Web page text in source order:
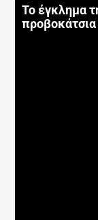
Το έγκλημα
προβοκάτσια